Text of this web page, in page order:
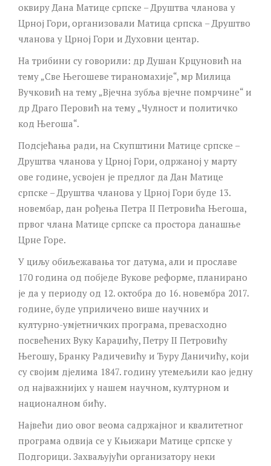
оквиру Дана Матице српске – Друштва чланова у
Црној Гори, организовали Матица српска – Друштво
чланова у Црној Гори и Духовни центар.
На трибини су говорили: др Душан Крцуновић на
тему „Све Његошеве тираномахије“, мр Милица
Вучковић на тему „Вјечна зубља вјечне помрчине“ и
др Драго Перовић на тему „Чулност и политичко
код Његоша“.
Подсјећања ради, на Скупштини Матице српске –
Друштва чланова у Црној Гори, одржаној у марту
ове године, усвојен је предлог да Дан Матице
српске – Друштва чланова у Црној Гори буде 13.
новембар, дан рођења Петра II Петровића Његоша,
првог члана Матице српске са простора данашње
Црне Горе.
У циљу обиљежавања тог датума, али и прославе
170 година од побједе Вукове реформе, планирано
је да у периоду од 12. октобра до 16. новембра 2017.
године, буде уприличено више научних и
културно-умјетничких програма, превасходно
посвећених Вуку Караџићу, Петру II Петровићу
Његошу, Бранку Радичевићу и Ђуру Даничићу, који
су својим дјелима 1847. годину утемељили као једну
од најважнијих у нашем научном, културном и
националном бићу.
Највећи дио овог веома садржајног и квалитетног
програма одвија се у Књижари Матице српске у
Подгорици. Захваљујући организатору неки